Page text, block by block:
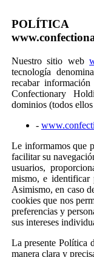
Nuestro sitio web
tecnología
recabar
Confectionary
dominios (todos
-
Le informamos que
facilitar su
usuarios,
mismo, e identificar
Asimismo, en caso
cookies que nos
preferencias y
sus intereses
La presente Política
manera clara y